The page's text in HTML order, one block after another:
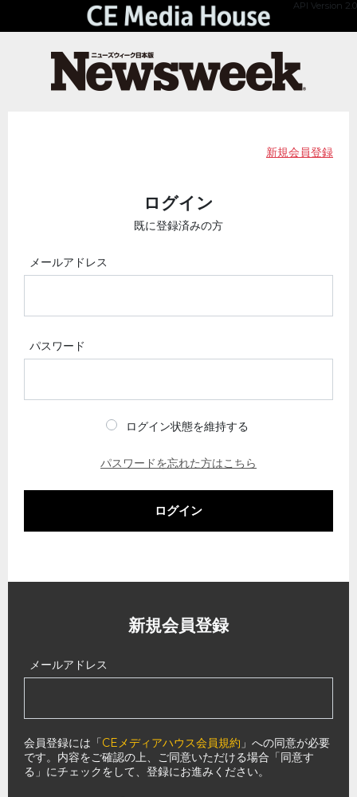
API Version 2.0
新規会員登録
ログイン
既に登録済みの方
メールアドレス
パスワード
ログイン状態を維持する
パスワードを忘れた方はこちら
ログイン
新規会員登録
メールアドレス
会員登録には「CEメディアハウス会員規約 」への同意が必要
です。内容をご確認の上、ご同意いただける場合「同意す
る」にチェックをして、登録にお進みください。